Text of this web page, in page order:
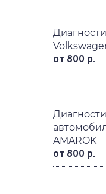
от 800 р.
AMAROK
от 800 р.